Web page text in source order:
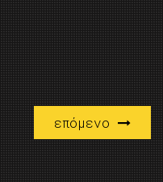
επόμενο